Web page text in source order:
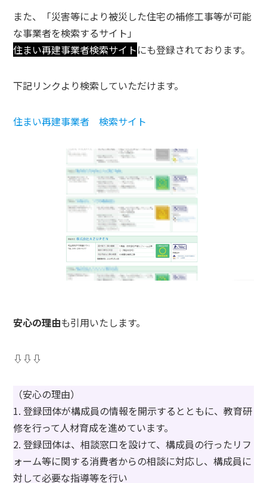
また、「災害等により被災した住宅の補修工事等が可能
な事業者を検索するサイト」
住まい再建事業者検索サイトにも登録されております。
下記リンクより検索していただけます。
住まい再建事業者 検索サイト
安心の理由も引用いたします。
⇩⇩⇩
（安心の理由）
1. 登録団体が構成員の情報を開示するとともに、教育研
修を行って人材育成を進めています。
2. 登録団体は、相談窓口を設けて、構成員の行ったリフ
ォーム等に関する消費者からの相談に対応し、構成員に
対して必要な指導等を行い